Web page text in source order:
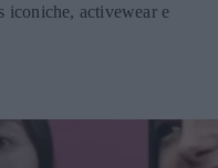
iconiche, activewear e